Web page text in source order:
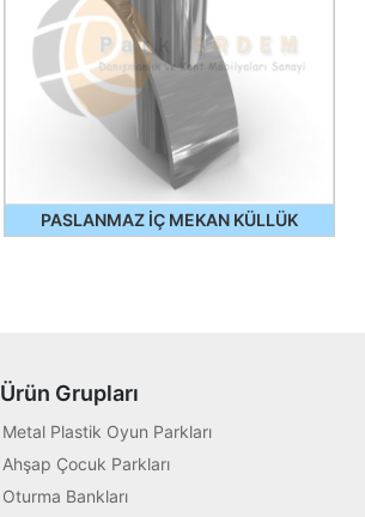
PASLANMAZ İÇ MEKAN KÜLLÜK
Ürün Grupları
Metal Plastik Oyun Parkları
Ahşap Çocuk Parkları
Oturma Bankları